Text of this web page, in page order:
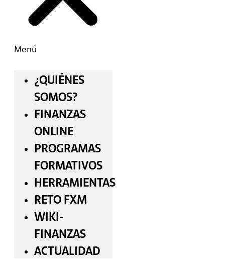
Menú
¿QUIÉNES
SOMOS?
FINANZAS
ONLINE
PROGRAMAS
FORMATIVOS
HERRAMIENTAS
RETO FXM
WIKI-
FINANZAS
ACTUALIDAD